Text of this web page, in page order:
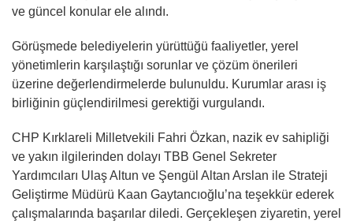
ve güncel konular ele alındı.
Görüşmede belediyelerin yürüttüğü faaliyetler, yerel
yönetimlerin karşılaştığı sorunlar ve çözüm önerileri
üzerine değerlendirmelerde bulunuldu. Kurumlar arası iş
birliğinin güçlendirilmesi gerektiği vurgulandı.
CHP Kırklareli Milletvekili Fahri Özkan, nazik ev sahipliği
ve yakın ilgilerinden dolayı TBB Genel Sekreter
Yardımcıları Ulaş Altun ve Şengül Altan Arslan ile Strateji
Geliştirme Müdürü Kaan Gaytancıoğlu’na teşekkür ederek
çalışmalarında başarılar diledi. Gerçekleşen ziyaretin, yerel